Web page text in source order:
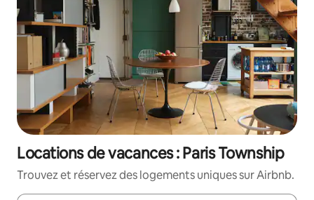
Locations de vacances : Paris Township
Trouvez et réservez des logements uniques sur Airbnb.